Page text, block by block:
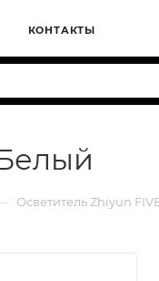
КОНТАКТЫ
Осветитель Zhiyun